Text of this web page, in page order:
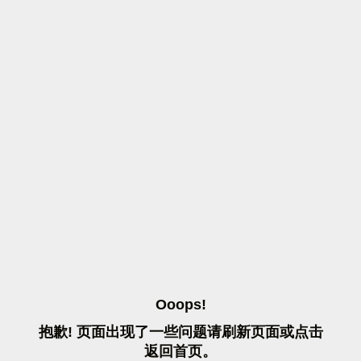
OOOPS!
抱歉! 页面出现了一些问题请刷 新页面或点击
返 回首页。